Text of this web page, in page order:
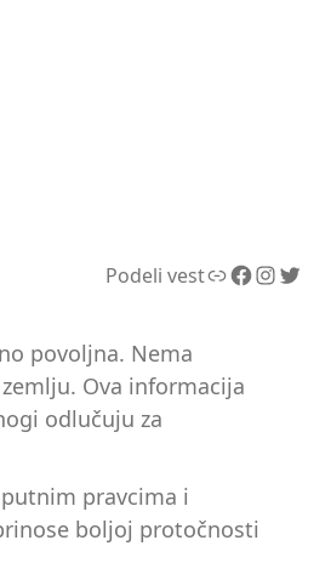
Podeli vestLink Facebook InstagramTwitter
povoljna. Nema
Ova informacija
odlučuju za
pravcima i
boljoj protočnosti